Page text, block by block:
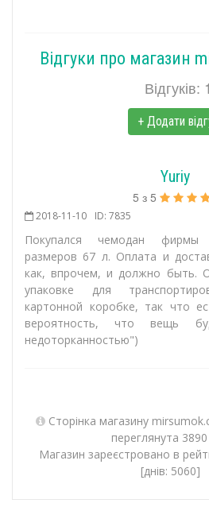
Відгуки про магазин
Відгуків: 1
+ Додати
Yuriy
5 з 5
2018-11-10 ID: 7835
Покупался чемодан фирмы
размеров 67 л. Оплата и
как, впрочем, и должно быть.
упаковке для
картонной коробке, так что
вероятность, что вещь
недоторканностью")
Сторінка магазину
переглянута
Магазин зареєстровано в
[днів: 5060]